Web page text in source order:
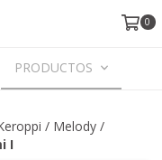
0
PRODUCTOS
/ Melody /
I